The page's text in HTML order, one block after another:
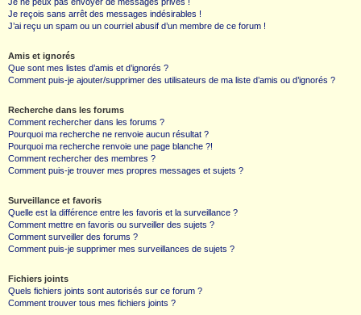
Je reçois sans arrêt des messages indésirables !
J’ai reçu un spam ou un courriel abusif d’un membre de ce forum !
Amis et ignorés
Que sont mes listes d’amis et d’ignorés ?
Comment puis-je ajouter/supprimer des utilisateurs de ma liste d’amis ou d’ignorés ?
Recherche dans les forums
Comment rechercher dans les forums ?
Pourquoi ma recherche ne renvoie aucun résultat ?
Pourquoi ma recherche renvoie une page blanche ?!
Comment rechercher des membres ?
Comment puis-je trouver mes propres messages et sujets ?
Surveillance et favoris
Quelle est la différence entre les favoris et la surveillance ?
Comment mettre en favoris ou surveiller des sujets ?
Comment surveiller des forums ?
Comment puis-je supprimer mes surveillances de sujets ?
Fichiers joints
Quels fichiers joints sont autorisés sur ce forum ?
Comment trouver tous mes fichiers joints ?